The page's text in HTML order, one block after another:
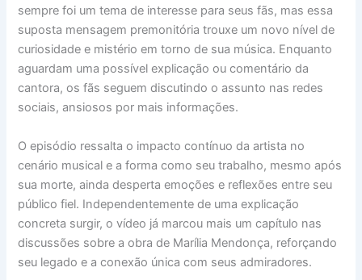
sempre foi um tema de interesse para seus fãs, mas essa
suposta mensagem premonitória trouxe um novo nível de
curiosidade e mistério em torno de sua música. Enquanto
aguardam uma possível explicação ou comentário da
cantora, os fãs seguem discutindo o assunto nas redes
sociais, ansiosos por mais informações.
O episódio ressalta o impacto contínuo da artista no
cenário musical e a forma como seu trabalho, mesmo após
sua morte, ainda desperta emoções e reflexões entre seu
público fiel. Independentemente de uma explicação
concreta surgir, o vídeo já marcou mais um capítulo nas
discussões sobre a obra de Marília Mendonça, reforçando
seu legado e a conexão única com seus admiradores.